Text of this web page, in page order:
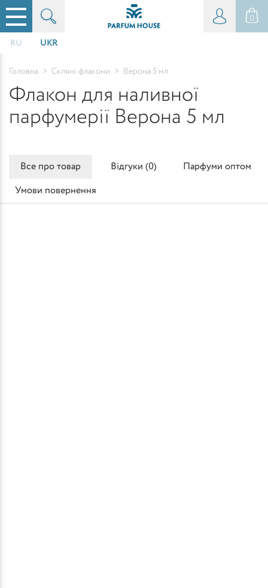
0
RU UKR
Головна > Скляні флакони > Верона 5 мл
Флакон для наливної
парфумерії Верона 5 мл
Все про товар Відгуки (0) Парфуми оптом
Умови повернення